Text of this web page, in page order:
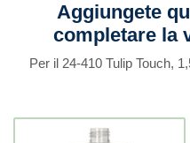
Aggiungete
completare la
Per il 24-410 Tulip Touch,